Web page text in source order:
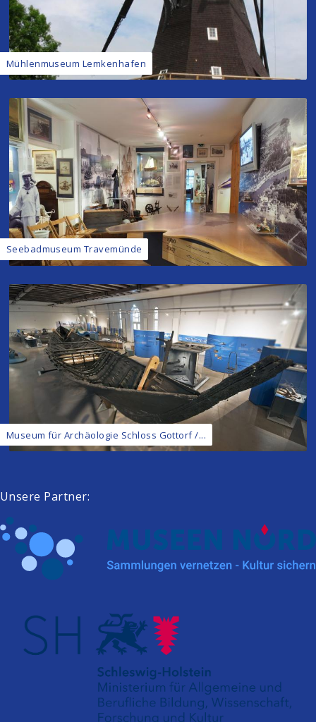
Mühlenmuseum Lemkenhafen
Seebadmuseum Travemünde
Museum für Archäologie Schloss Gottorf /...
Unsere Partner: